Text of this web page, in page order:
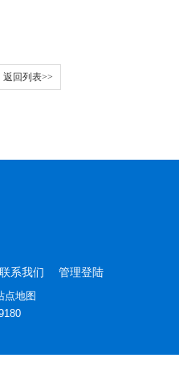
返回列表>>
联系我们 管理登陆
点地图